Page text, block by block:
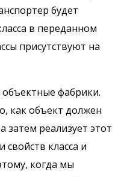
будет
в переданном
присутствуют на
фабрики.
как объект должен
затем реализует этот
класса и
когда мы